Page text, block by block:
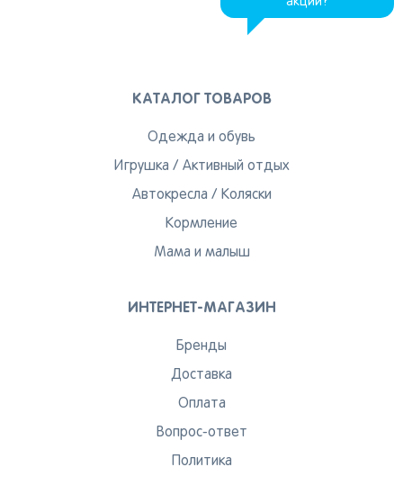
КАТАЛОГ ТОВАРОВ
Одежда и обувь
Игрушка / Активный отдых
Автокресла / Коляски
Кормление
Мама и малыш
ИНТЕРНЕТ-МАГАЗИН
Бренды
Доставка
Оплата
Вопрос-ответ
Политика